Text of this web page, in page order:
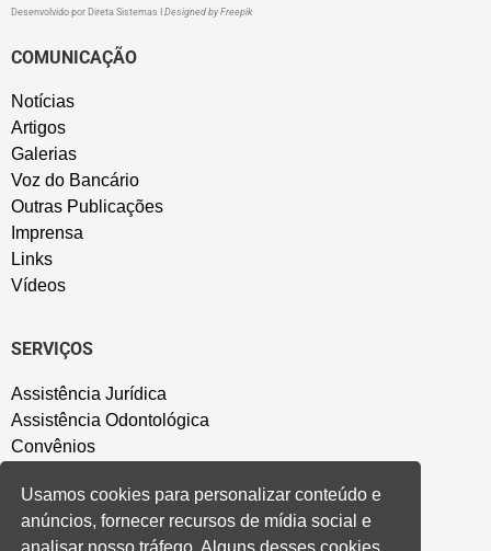
Desenvolvido por Direta Sistemas Designed by Freepik
COMUNICAÇÃO
Notícias
Artigos
Galerias
Voz do Bancário
Outras Publicações
Imprensa
Links
Vídeos
SERVIÇOS
Assistência Jurídica
Assistência Odontológica
Convênios
Salão de Festa
Política de Privacidade
Usamos cookies para personalizar conteúdo e
anúncios, fornecer recursos de mídia social e
analisar nosso tráfego. Alguns desses cookies